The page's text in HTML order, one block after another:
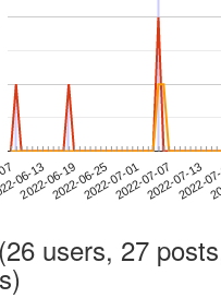
06-13
2022-06-192022-06-252022-07-012022-07-072022-07-13
2022-
(26 users, 27